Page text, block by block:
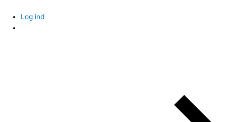
content
Log ind